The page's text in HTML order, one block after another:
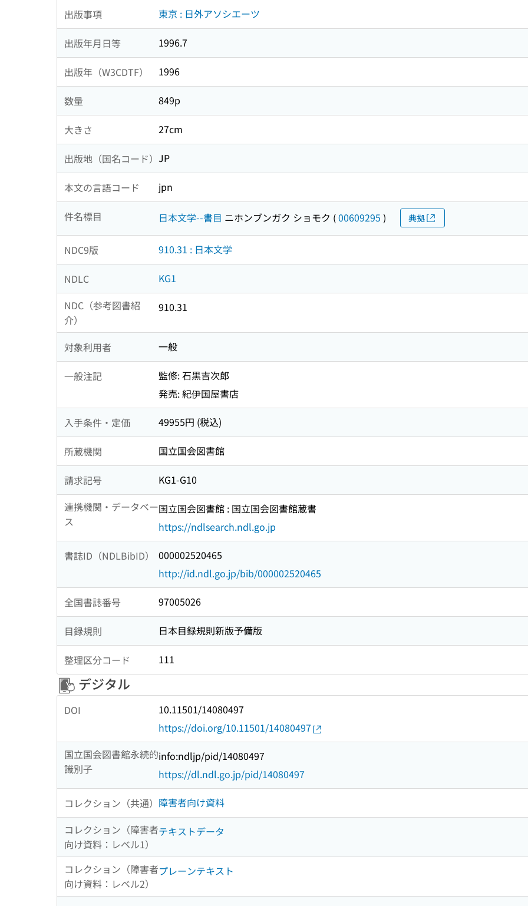
出版事項 東京 : 日外アソシエーツ
出版年月日等 1996.7
出版年（W3CDTF） 1996
数量 849p
大きさ 27cm
出版地（国名コード） JP
本文の言語コード jpn
件名標目 日本文学--書目 ニホンブンガク ショモク (00609295 ) 典拠
NDC9版 910.31 : 日本文学
NDLC
KG1
NDC（参考図書紹
介）
910.31
対象利用者 一般
一般注記
監修: 石黒吉次郎
発売: 紀伊国屋書店
入手条件・定価 49955円 (税込)
所蔵機関 国立国会図書館
請求記号
KG1-G10
連携機関・データベー
ス
国立国会図書館 : 国立国会図書館蔵書
https://ndlsearch.ndl.go.jp
書誌ID（NDLBibID）
000002520465
http://id.ndl.go.jp/bib/000002520465
全国書誌番号 97005026
目録規則 日本目録規則新版予備版
整理区分コード 111
デジタル
DOI
10.11501/14080497
https://doi.org/10.11501/14080497
国立国会図書館永続的
識別子
info:ndljp/pid/14080497
https://dl.ndl.go.jp/pid/14080497
コレクション（共通） 障害者向け資料
コレクション（障害者
向け資料：レベル1）
テキストデータ
コレクション（障害者
向け資料：レベル2）
プレーンテキスト